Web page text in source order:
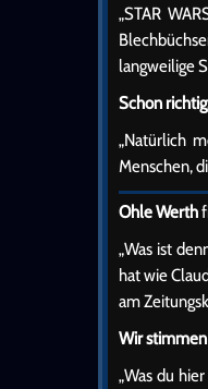
„STAR
langweilige
Schon
„Natürlich
Menschen,
Ohle Werth
„Was ist
hat wie
am
Wir
„Was du